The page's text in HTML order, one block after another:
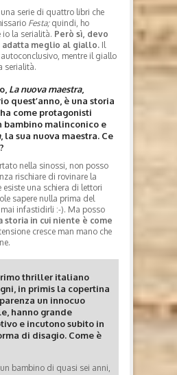
una serie di quattro libri che
Festa;quindi, ho
io la serialità. Però sì, devo
adatta meglio al giallo. Il
mentre il giallo
serialità.
La nuova maestra,
quest’anno, è una storia
come protagonisti
bambino malinconico e
, la sua nuova maestra. Ce
nella sinossi, non posso
rischiare di rovinare la
esiste una schiera di lettori
sapere nulla prima del
infastidirli :-). Ma posso
storia in cui niente è come
cresce man mano che
thriller italiano
in primis la copertina
un innocuo
hanno grande
e incutono subito in
di disagio. Come è
bambino di quasi sei anni,